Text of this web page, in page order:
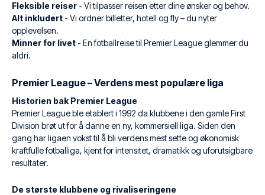
Fleksible reiser - Vi tilpasser reisen etter dine ønsker og behov.
Alt inkludert - Vi ordner billetter, hotell og fly – du nyter
opplevelsen.
Minner for livet - En fotballreise til Premier League glemmer du
aldri.
Premier League – Verdens mest populære liga
Historien bak Premier League
Premier League ble etablert i 1992 da klubbene i den gamle First
Division brøt ut for å danne en ny, kommersiell liga. Siden den
gang har ligaen vokst til å bli verdens mest sette og økonomisk
kraftfulle fotballiga, kjent for intensitet, dramatikk og uforutsigbare
resultater.
De største klubbene og rivaliseringene